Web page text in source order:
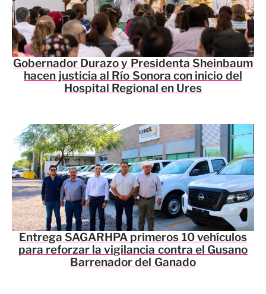
Gobernador Durazo y Presidenta Sheinbaum
hacen justicia al Río Sonora con inicio del
Hospital Regional en Ures
Entrega SAGARHPA primeros 10 vehículos
para reforzar la vigilancia contra el Gusano
Barrenador del Ganado